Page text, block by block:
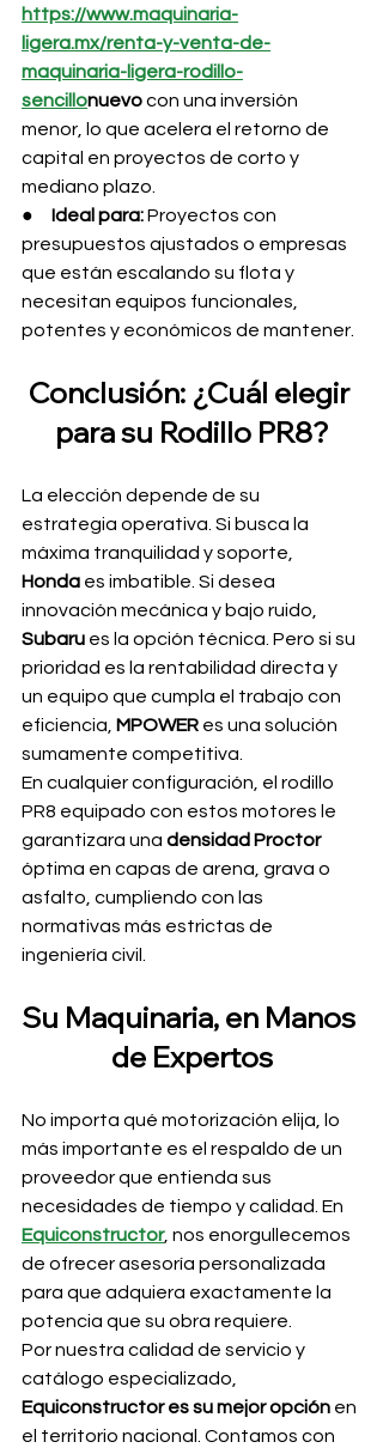
https://www.maquinaria-
ligera.mx/renta-y-venta-de-
maquinaria-ligera-rodillo-
sencillonuevo con una inversión
menor, lo que acelera el retorno de
capital en proyectos de corto y
mediano plazo.
● Ideal para: Proyectos con
presupuestos ajustados o empresas
que están escalando su flota y
necesitan equipos funcionales,
potentes y económicos de mantener.
Conclusión: ¿Cuál elegir
para su Rodillo PR8?
La elección depende de su
estrategia operativa. Si busca la
máxima tranquilidad y soporte,
Honda es imbatible. Si desea
innovación mecánica y bajo ruido,
Subaru es la opción técnica. Pero si su
prioridad es la rentabilidad directa y
un equipo que cumpla el trabajo con
eficiencia, MPOWER es una solución
sumamente competitiva.
En cualquier configuración, el rodillo
PR8 equipado con estos motores le
garantizara una densidad Proctor
óptima en capas de arena, grava o
asfalto, cumpliendo con las
normativas más estrictas de
ingeniería civil.
Su Maquinaria, en Manos
de Expertos
No importa qué motorización elija, lo
más importante es el respaldo de un
proveedor que entienda sus
necesidades de tiempo y calidad. En
Equiconstructor, nos enorgullecemos
de ofrecer asesoría personalizada
para que adquiera exactamente la
potencia que su obra requiere.
Por nuestra calidad de servicio y
catálogo especializado,
Equiconstructor es su mejor opción en
el territorio nacional. Contamos con